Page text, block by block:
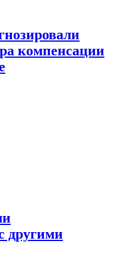
компенсации
другими